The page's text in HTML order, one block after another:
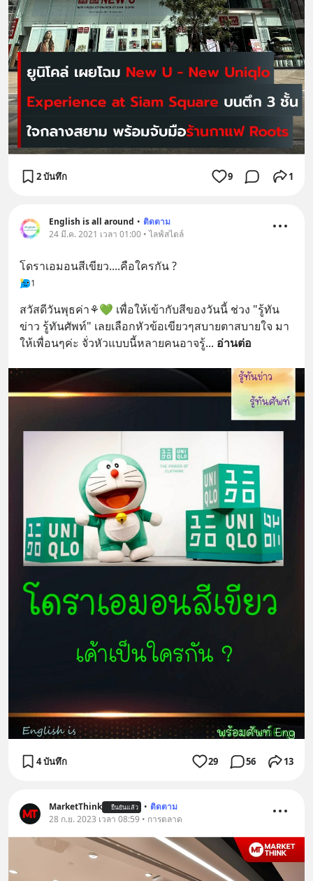
2 บันทึก 9 1
English is all around • ติดตาม
24 มี.ค. 2021 เวลา 01:00 • ไลฟ์สไตล์
โดราเอมอนสีเขียว....คือใครกัน ?
1
สวัสดีวันพุธค่า⚘💚 เพื่อให้เข้ากับสีของวันนี้ ช่วง "รู้ทัน
ข่าว รู้ทันศัพท์" เลยเลือกหัวข้อเขียวๆสบายตาสบายใจ มา
ให้เพื่อนๆค่ะ จั่วหัวแบบนี้หลายคนอาจรู้... อ่านต่อ
4 บันทึก 29 56 13
MarketThink ยืนยันแล้ว • ติดตาม
28 ก.ย. 2023 เวลา 08:59 • การตลาด